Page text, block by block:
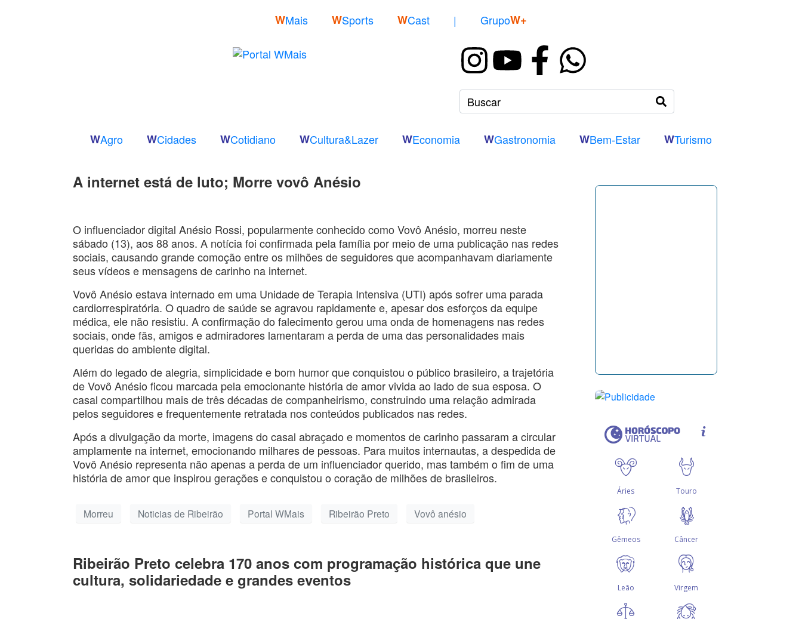
WMais WSports WCast | GrupoW+
WAgro WCidades WCotidiano WCultura&Lazer WEconomia WGastronomia WBem-Estar WTurismo
A internet está de luto; Morre vovô Anésio
O influenciador digital Anésio Rossi, popularmente conhecido como Vovô Anésio, morreu neste
sábado (13), aos 88 anos. A notícia foi confirmada pela família por meio de uma publicação nas redes
sociais, causando grande comoção entre os milhões de seguidores que acompanhavam diariamente
seus vídeos e mensagens de carinho na internet.
Vovô Anésio estava internado em uma Unidade de Terapia Intensiva (UTI) após sofrer uma parada
cardiorrespiratória. O quadro de saúde se agravou rapidamente e, apesar dos esforços da equipe
médica, ele não resistiu. A confirmação do falecimento gerou uma onda de homenagens nas redes
sociais, onde fãs, amigos e admiradores lamentaram a perda de uma das personalidades mais
queridas do ambiente digital.
Além do legado de alegria, simplicidade e bom humor que conquistou o público brasileiro, a trajetória
de Vovô Anésio ficou marcada pela emocionante história de amor vivida ao lado de sua esposa. O
casal compartilhou mais de três décadas de companheirismo, construindo uma relação admirada
pelos seguidores e frequentemente retratada nos conteúdos publicados nas redes.
Após a divulgação da morte, imagens do casal abraçado e momentos de carinho passaram a circular
amplamente na internet, emocionando milhares de pessoas. Para muitos internautas, a despedida de
Vovô Anésio representa não apenas a perda de um influenciador querido, mas também o fim de uma
história de amor que inspirou gerações e conquistou o coração de milhões de brasileiros.
Morreu Noticias de Ribeirão Portal WMais Ribeirão Preto Vovô anésio
Ribeirão Preto celebra 170 anos com programação histórica que une
cultura, solidariedade e grandes eventos